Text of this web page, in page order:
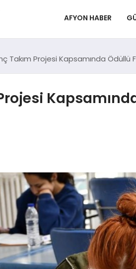
AFYON HABER
Takım Projesi Kapsamında Ödüllü